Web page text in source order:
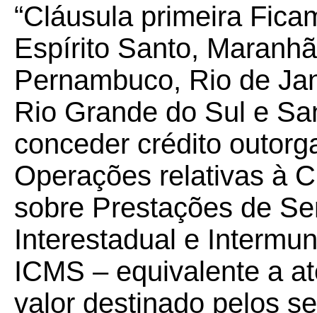
“Cláusula primeira
Espírito Santo,
Pernambuco, Rio de
Rio Grande do Sul e
conceder crédito
Operações relativas à
sobre Prestações de
Interestadual e
ICMS – equivalente a
valor destinado pelos